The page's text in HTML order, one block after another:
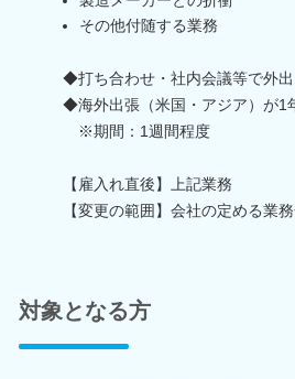
その他付随する業務
◆打ち合わせ・社内会議等で外
◆海外出張（米国・アジア）が1
※期間：1週間程度
【雇入れ直後】上記業務
【変更の範囲】会社の定める業
対象となる方